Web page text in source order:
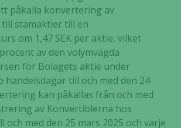
påkalla konvertering av
stamaktier till en
om 1,47 SEK per aktie, vilket
av den volymvägda
för Bolagets aktie under
handelsdagar till och med den 24
kan påkallas från och med
av Konvertiblerna hos
och med den 25 mars 2025 och varje